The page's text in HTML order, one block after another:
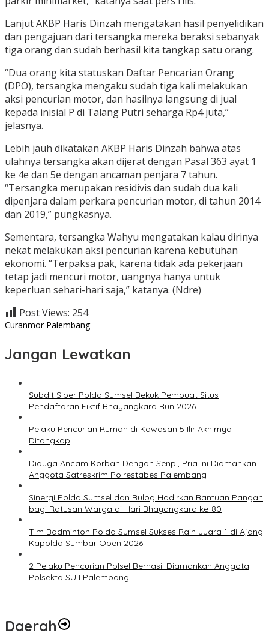
Lanjut AKBP Haris Dinzah mengatakan hasil penyelidikan
dan pengajuan dari tersangka mereka beraksi sebanyak
tiga orang dan sudah berhasil kita tangkap satu orang.
“Dua orang kita statuskan Daftar Pencarian Orang
(DPO), tersangka mengaku sudah tiga kali melakukan
aksi pencurian motor, dan hasilnya langsung di jual
kepada inisial P di Talang Putri seharga Rp4 juta,”
jelasnya.
Lebih jauh dikatakan AKBP Haris Dinzah bahwa atas
ulahnya tersangka akan dijerat dengan Pasal 363 ayat 1
ke 4e dan 5e dengan ancaman penjara 7 tahun.
“Tersangka merupakan residivis dan sudah dua kali
dipenjara dalam perkara pencurian motor, di tahun 2014
dan 2019,” pungkasnya.
Sementara, tersangka Wahyu mengatakan kalau dirinya
nekat melakukan aksi pencurian karena kebutuhan
ekonomi. “Terpaksa pak, karena tidak ada pekerjaan
tetap jadi mencuri motor, uangnya hanya untuk
keperluan sehari-hari saja,” katanya. (Ndre)
Post Views: 254
Curanmor Palembang
Jangan Lewatkan
Subdit Siber Polda Sumsel Bekuk Pembuat Situs
Pendaftaran Fiktif Bhayangkara Run 2026
Pelaku Pencurian Rumah di Kawasan 5 Ilir Akhirnya
Ditangkap
Diduga Ancam Korban Dengan Senpi, Pria Ini Diamankan
Anggota Satreskrim Polrestabes Palembang
Sinergi Polda Sumsel dan Bulog Hadirkan Bantuan Pangan
bagi Ratusan Warga di Hari Bhayangkara ke-80
Tim Badminton Polda Sumsel Sukses Raih Juara 1 di Ajang
Kapolda Sumbar Open 2026
2 Pelaku Pencurian Polsel Berhasil Diamankan Anggota
Polsekta SU I Palembang
Daerah